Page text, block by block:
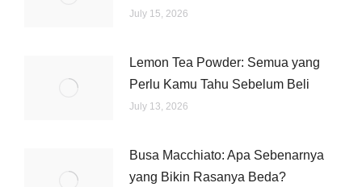
July 15, 2026
Lemon Tea Powder: Semua yang
Perlu Kamu Tahu Sebelum Beli
July 13, 2026
Busa Macchiato: Apa Sebenarnya
yang Bikin Rasanya Beda?